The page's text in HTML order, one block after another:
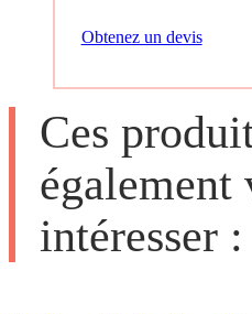
Obtenez un devis
Ces
également
intéresser :